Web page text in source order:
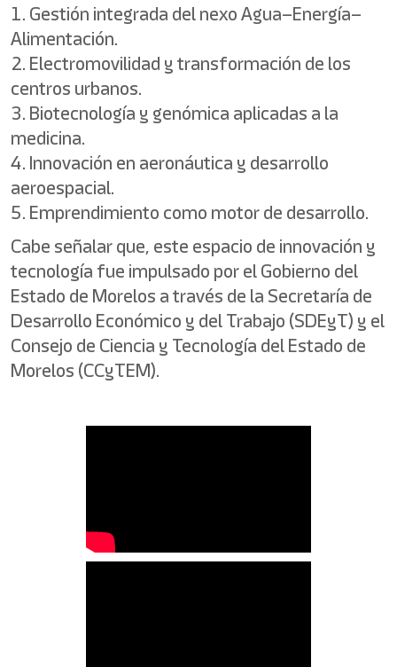
1. Gestión integrada del nexo Agua–Energía–
Alimentación.
2. Electromovilidad y transformación de los
centros urbanos.
3. Biotecnología y genómica aplicadas a la
medicina.
4. Innovación en aeronáutica y desarrollo
aeroespacial.
5. Emprendimiento como motor de desarrollo.
Cabe señalar que, este espacio de innovación y
tecnología fue impulsado por el Gobierno del
Estado de Morelos a través de la Secretaría de
Desarrollo Económico y del Trabajo (SDEyT) y el
Consejo de Ciencia y Tecnología del Estado de
Morelos (CCyTEM).